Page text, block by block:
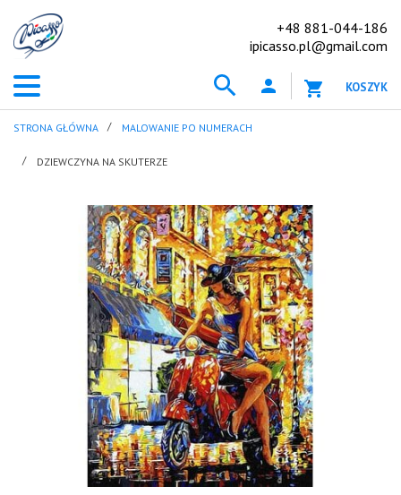
+48 881-044-186
ipicasso.pl@gmail.com
KOSZYK
STRONA GŁÓWNA MALOWANIE PO NUMERACH
DZIEWCZYNA NA SKUTERZE